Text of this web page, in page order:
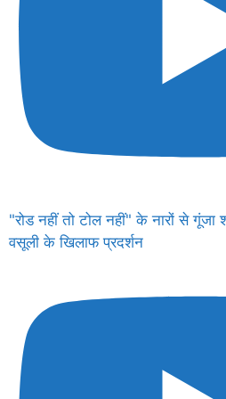
"रोड नहीं तो टोल नहीं" के नारों से गूंजा
वसूली के खिलाफ प्रदर्शन